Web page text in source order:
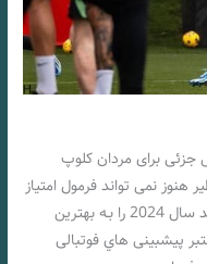
جزئی برای مردان کلوپ
هنوز نمی تواند فرمول امتیاز
را در جاده پیدا کند، قرمزهای صدر جدول باید سال 2024 را بـه بهترین
پیشبینی هاي‌ فوتبالی